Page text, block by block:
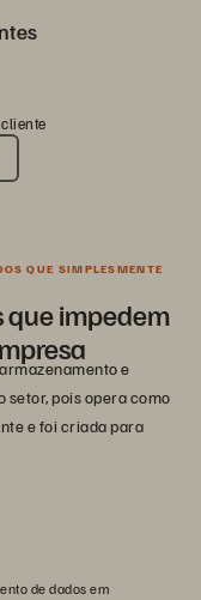
QUE SIMPLESMENTE
que impedem
e
setor, pois opera como
e foi criada para
de dados em